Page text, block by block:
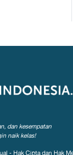
dan kesempatan
naik kelas!
- Hak Cipta dan Hak